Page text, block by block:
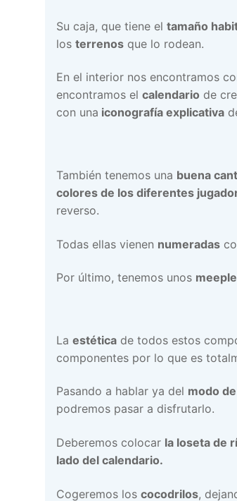
Su caja, que tiene el tamaño
los terrenos que lo rodean.
En el interior nos encontramos
encontramos el calendario de
con una iconografía explicativa
También tenemos una buena
colores de los diferentes
reverso.
Todas ellas vienen numeradas
Por último, tenemos unos
La estética de todos estos
componentes por lo que es
Pasando a hablar ya del modo
podremos pasar a disfrutarlo.
Deberemos colocar la loseta de
lado del calendario.
Cogeremos los cocodrilos,